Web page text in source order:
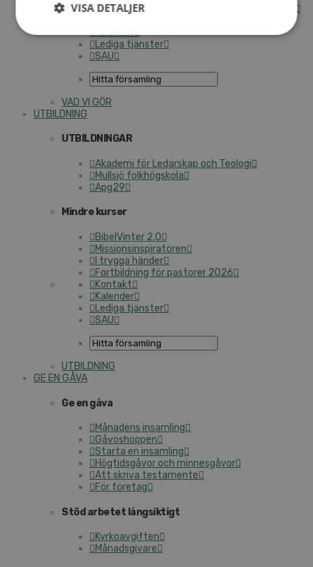
Entreprenörskap, företagande och Guds rike
Kalender
Lediga tjänster
SAU
VAD VI GÖR
UTBILDNING
UTBILDNINGAR
Akademi för Ledarskap och Teologi
Mullsjö folkhögskola
Apg29
Mindre kurser
BibelVinter 2.0
Missionsinspiratören
I trygga händer
Fortbildning för pastorer 2026
Kontakt
Kalender
Lediga tjänster
SAU
UTBILDNING
GE EN GÅVA
Ge en gåva
Månadens insamling
Gåvoshoppen
Starta en insamling
Högtidsgåvor och minnesgåvor
Att skriva testamente
För företag
Stöd arbetet långsiktigt
Kyrkoavgiften
Månadsgivare
VISA DETALJER